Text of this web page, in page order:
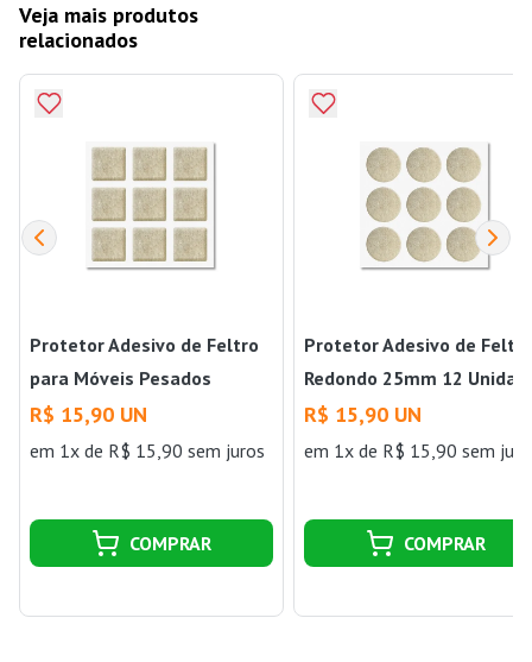
Veja mais produtos
relacionados
Protetor Adesivo de Feltro
para Móveis Pesados
Quadrado 30mm 8
Unidades Bege Bemfixa
R$ 15,90 UN
em 1x de R$ 15,90 sem juros
COMPRAR
Protetor Adesivo de
Redondo 25mm 12
Bege Bemfixa
R$ 15,90 UN
em 1x de R$ 15,90 sem
COMPRAR